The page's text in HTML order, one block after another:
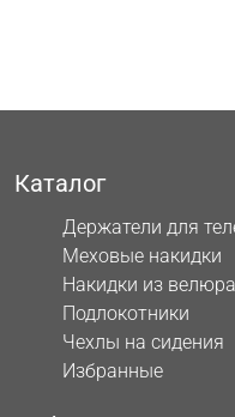
Каталог
Держатели для
Меховые накидки
Накидки из велюра
Подлокотники
Чехлы на сидения
Избранные